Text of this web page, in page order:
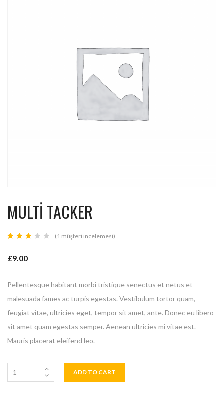
MULTI TACKER
dayanarak
5
puan
aldı
( 1 müşteri incelemesi)
£9.00
Pellentesque habitant morbi tristique senectus et netus et
malesuada fames ac turpis egestas. Vestibulum tortor quam,
feugiat vitae, ultricies eget, tempor sit amet, ante. Donec eu libero
sit amet quam egestas semper. Aenean ultricies mi vitae est.
Mauris placerat eleifend leo.
ADD TO CART